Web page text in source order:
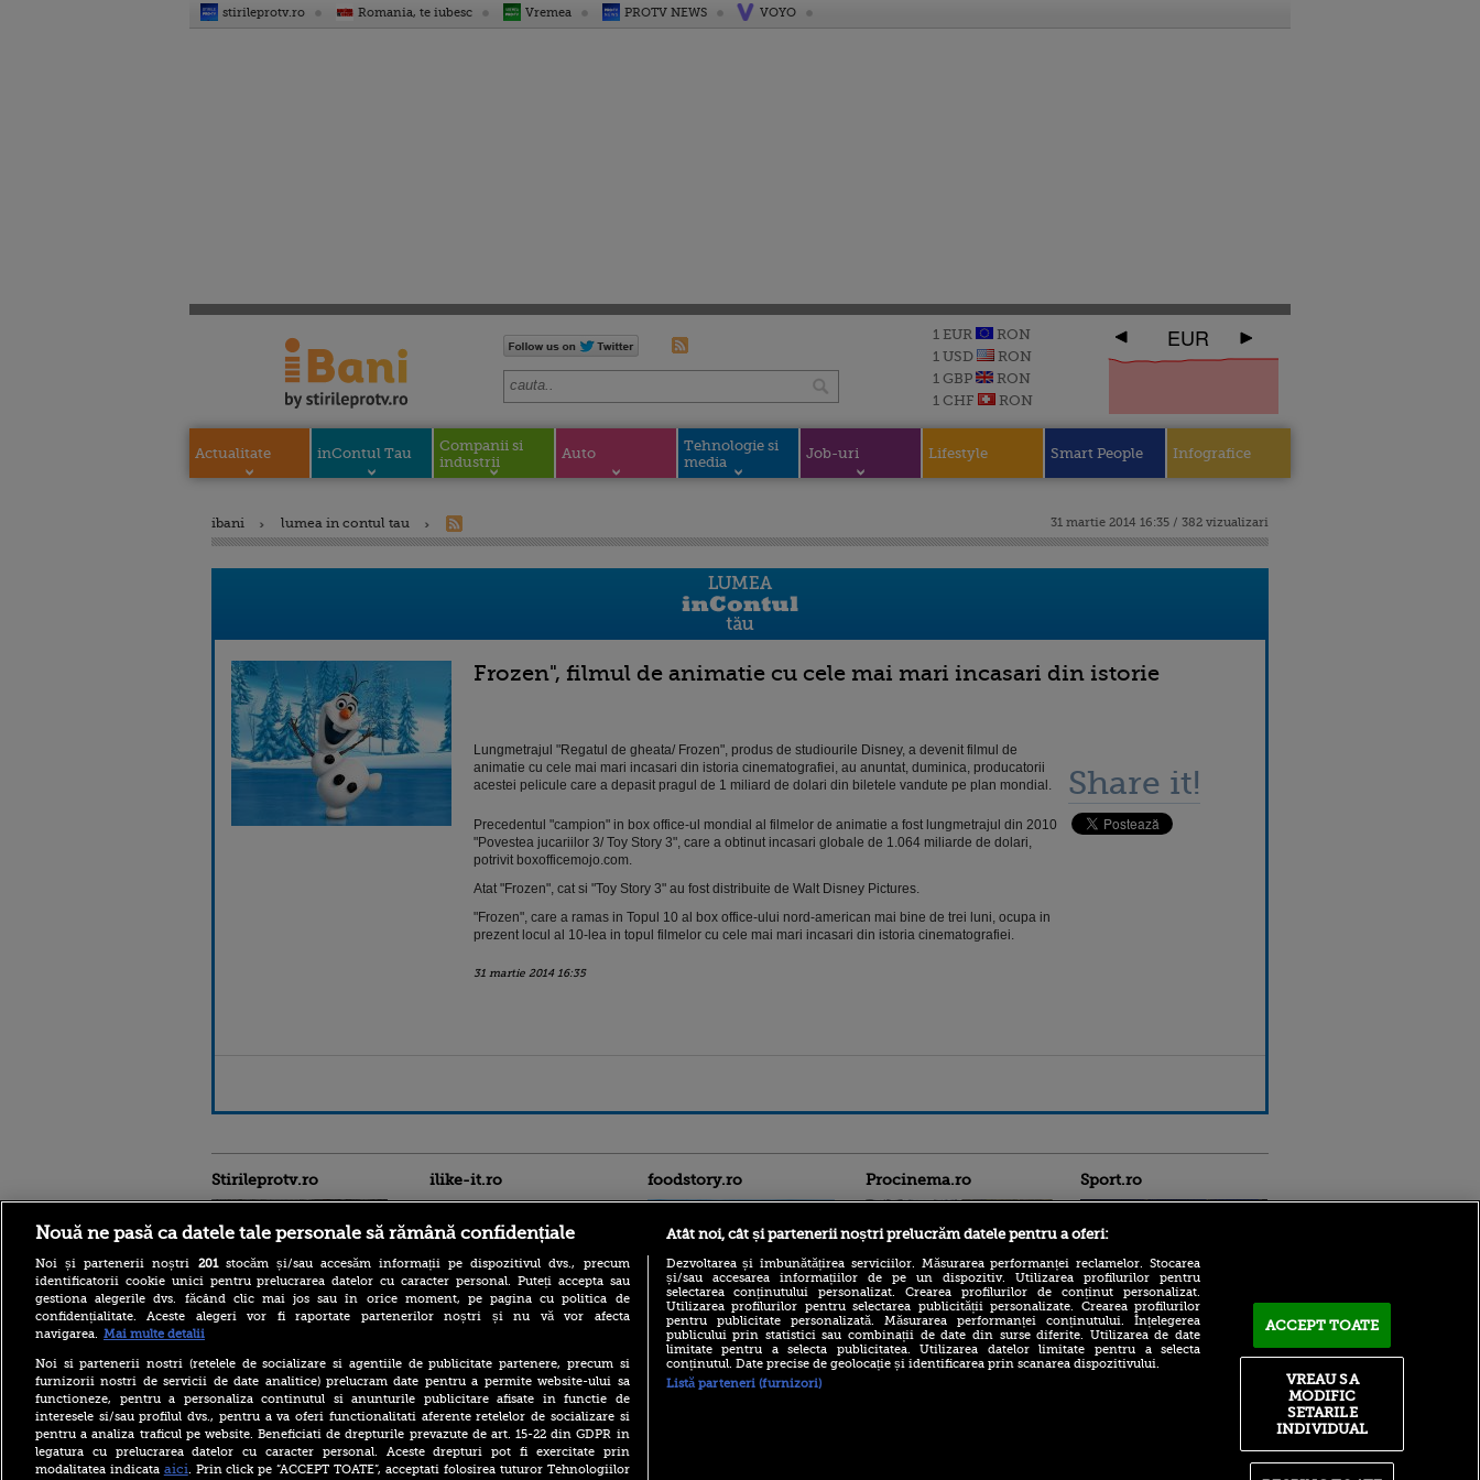
stirileprotv.ro Romania, te iubesc Vremea PROTV NEWS VOYO
1 EUR
RON
1 USD
RON
1 GBP
RON
1 CHF
RON
EUR
Actualitate inContul Tau
Companii si
industrii
Auto
Tehnologie si
media
Job-uri Lifestyle Smart People Infografice
ibani lumea in contul tau 31 martie 2014 16:35 / 382 vizualizari
Frozen", filmul de animatie cu cele mai mari incasari din istorie
Lungmetrajul "Regatul de gheata/ Frozen", produs de studiourile Disney, a devenit filmul de
animatie cu cele mai mari incasari din istoria cinematografiei, au anuntat, duminica, producatorii
acestei pelicule care a depasit pragul de 1 miliard de dolari din biletele vandute pe plan mondial.
Precedentul "campion" in box office-ul mondial al filmelor de animatie a fost lungmetrajul din 2010
"Povestea jucariilor 3/ Toy Story 3", care a obtinut incasari globale de 1.064 miliarde de dolari,
potrivit boxofficemojo.com.
Atat "Frozen", cat si "Toy Story 3" au fost distribuite de Walt Disney Pictures.
"Frozen", care a ramas in Topul 10 al box office-ului nord-american mai bine de trei luni, ocupa in
prezent locul al 10-lea in topul filmelor cu cele mai mari incasari din istoria cinematografiei.
31 martie 2014 16:35
Share it!
Stirileprotv.ro
rămas blocați în peretele
Văii Albe. Nu se poate
interveni cu elicopterul
Zelenski: Ucraina are un
acord cu SUA pentru
furnizarea lunară de rachete
Patriot, dar acestea nu sunt
ilike-it.ro foodstory.ro
(P) Descoperă Lumea
Evenimentelor din România
cu Transilvania Events!
Procinema.ro
Nikolaj Coster-Waldau din
Urzeala Tronurilor și
Sport.ro
ACUM: Ipswich - Rayo
Vallecano 3-0, pe VOYO
Sport 1: greșeli în lanț la
echipa lui Andrei Rațiu!
Ioan Becali a șters pe jos cu
Nouă ne pasă ca datele tale personale să rămână confidențiale
Noi și partenerii noștri 201stocăm și/sau accesăm informații pe dispozitivul dvs., precum
identificatorii cookie unici pentru prelucrarea datelor cu caracter personal. Puteți accepta sau
gestiona alegerile dvs. făcând clic mai jos sau în orice moment, pe pagina cu politica de
confidențialitate. Aceste alegeri vor fi raportate partenerilor noștri și nu vă vor afecta
navigarea. Mai multe detalii
Noi si partenerii nostri (retelele de socializare si agentiile de publicitate partenere, precum si
furnizorii nostri de servicii de date analitice) prelucram date pentru a permite website-ului sa
functioneze, pentru a personaliza continutul si anunturile publicitare afisate in functie de
interesele si/sau profilul dvs., pentru a va oferi functionalitati aferente retelelor de socializare si
pentru a analiza traficul pe website. Beneficiati de drepturile prevazute de art. 15-22 din GDPR in
legatura cu prelucrarea datelor cu caracter personal. Aceste drepturi pot fi exercitate prin
modalitatea indicata aici. Prin click pe “ACCEPT TOATE”, acceptati folosirea tuturor Tehnologiilor
Atât noi, cât și partenerii noștri prelucrăm datele pentru a oferi:
Dezvoltarea și îmbunătățirea serviciilor. Măsurarea performanței reclamelor. Stocarea
și/sau accesarea informațiilor de pe un dispozitiv. Utilizarea profilurilor pentru
selectarea conținutului personalizat. Crearea profilurilor de conținut personalizat.
Utilizarea profilurilor pentru selectarea publicității personalizate. Crearea profilurilor
pentru publicitate personalizată. Măsurarea performanței conținutului. Înțelegerea
publicului prin statistici sau combinații de date din surse diferite. Utilizarea de date
limitate pentru a selecta publicitatea. Utilizarea datelor limitate pentru a selecta
conținutul. Date precise de geolocație și identificarea prin scanarea dispozitivului.
Listă parteneri (furnizori)
ACCEPT TOATE
VREAU SA
MODIFIC
SETARILE
INDIVIDUAL